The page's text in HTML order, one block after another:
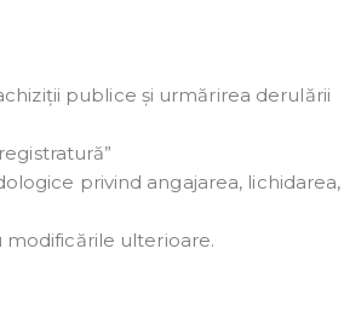
publice și urmărirea derulării
privind angajarea, lichidarea,
modificările ulterioare.